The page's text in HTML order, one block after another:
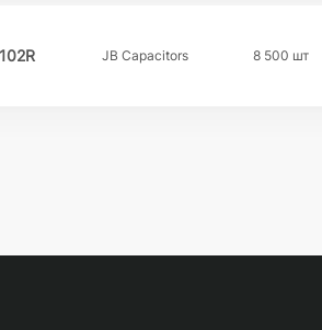
JB Capacitors 8 500 шт